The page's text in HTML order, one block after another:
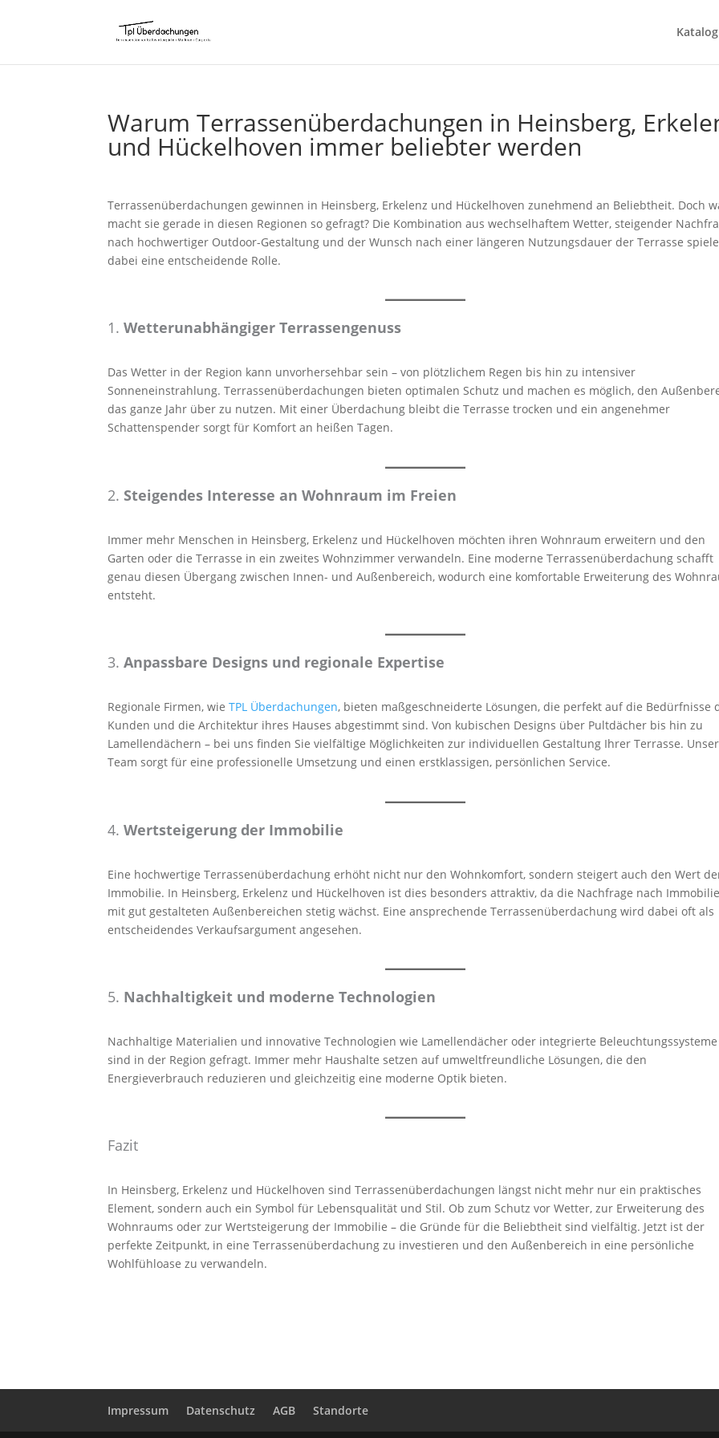
Katalog
Warum Terrassenüberdachungen in Heinsberg,
und Hückelhoven immer beliebter werden
Terrassenüberdachungen gewinnen in Heinsberg, Erkelenz und Hückelhoven zunehmend an Beliebtheit. Doch
macht sie gerade in diesen Regionen so gefragt? Die Kombination aus wechselhaftem Wetter, steigender
nach hochwertiger Outdoor-Gestaltung und der Wunsch nach einer längeren Nutzungsdauer der Terrasse
dabei eine entscheidende Rolle.
1.Wetterunabhängiger Terrassengenuss
Das Wetter in der Region kann unvorhersehbar sein – von plötzlichem Regen bis hin zu intensiver
Sonneneinstrahlung. Terrassenüberdachungen bieten optimalen Schutz und machen es möglich, den
das ganze Jahr über zu nutzen. Mit einer Überdachung bleibt die Terrasse trocken und ein angenehmer
Schattenspender sorgt für Komfort an heißen Tagen.
2. Steigendes Interesse an Wohnraum im Freien
Immer mehr Menschen in Heinsberg, Erkelenz und Hückelhoven möchten ihren Wohnraum erweitern und den
Garten oder die Terrasse in ein zweites Wohnzimmer verwandeln. Eine moderne Terrassenüberdachung schafft
genau diesen Übergang zwischen Innen- und Außenbereich, wodurch eine komfortable Erweiterung des
entsteht.
3.Anpassbare Designs und regionale Expertise
Regionale Firmen, wieTPL Überdachungen, bieten maßgeschneiderte Lösungen, die perfekt auf die Bedürfnisse
Kunden und die Architektur ihres Hauses abgestimmt sind. Von kubischen Designs über Pultdächer bis hin zu
Lamellendächern – bei uns finden Sie vielfältige Möglichkeiten zur individuellen Gestaltung Ihrer Terrasse. Unser
Team sorgt für eine professionelle Umsetzung und einen erstklassigen, persönlichen Service.
4.Wertsteigerung der Immobilie
Eine hochwertige Terrassenüberdachung erhöht nicht nur den Wohnkomfort, sondern steigert auch den Wert
Immobilie. In Heinsberg, Erkelenz und Hückelhoven ist dies besonders attraktiv, da die Nachfrage nach
mit gut gestalteten Außenbereichen stetig wächst. Eine ansprechende Terrassenüberdachung wird dabei oft als
entscheidendes Verkaufsargument angesehen.
5. Nachhaltigkeit und moderne Technologien
Nachhaltige Materialien und innovative Technologien wie Lamellendächer oder integrierte Beleuchtungssysteme
sind in der Region gefragt. Immer mehr Haushalte setzen auf umweltfreundliche Lösungen, die den
Energieverbrauch reduzieren und gleichzeitig eine moderne Optik bieten.
Fazit
In Heinsberg, Erkelenz und Hückelhoven sind Terrassenüberdachungen längst nicht mehr nur ein praktisches
Element, sondern auch ein Symbol für Lebensqualität und Stil. Ob zum Schutz vor Wetter, zur Erweiterung des
Wohnraums oder zur Wertsteigerung der Immobilie – die Gründe für die Beliebtheit sind vielfältig. Jetzt ist der
perfekte Zeitpunkt, in eine Terrassenüberdachung zu investieren und den Außenbereich in eine persönliche
Wohlfühloase zu verwandeln.
Impressum Datenschutz AGB Standorte